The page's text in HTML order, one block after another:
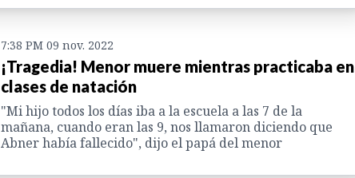
7:38 PM 09 nov. 2022
¡Tragedia! Menor muere mientras practicaba en
clases de natación
"Mi hijo todos los días iba a la escuela a las 7 de la
mañana, cuando eran las 9, nos llamaron diciendo que
Abner había fallecido", dijo el papá del menor